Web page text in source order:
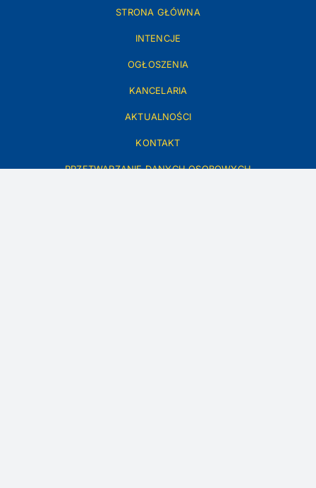
STRONA GŁÓWNA
INTENCJE
OGŁOSZENIA
KANCELARIA
AKTUALNOŚCI
KONTAKT
PRZETWARZANIE DANYCH OSOBOWYCH